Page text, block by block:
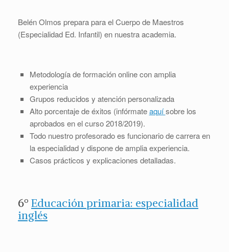
Belén Olmos prepara para el Cuerpo de Maestros
(Especialidad Ed. Infantil) en nuestra academia.
Metodología de formación online con amplia
experiencia
Grupos reducidos y atención personalizada
Alto porcentaje de éxitos (infórmateaquísobre los
aprobados en el curso 2018/2019).
Todo nuestro profesorado es funcionario de carrera en
la especialidad y dispone de amplia experiencia.
Casos prácticos y explicaciones detalladas.
6º Educación primaria: especialidad
inglés